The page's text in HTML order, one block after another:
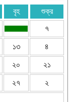
বৃহ
শুক্র
৭
১৩ ৪
২০ ২১
২৭ ২